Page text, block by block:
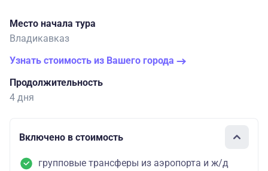
Место начала тура
Владикавказ
Узнать стоимость из Вашего города
Продолжительность
4 дня
Включено в стоимость
групповые трансферы из аэропорта и ж/д